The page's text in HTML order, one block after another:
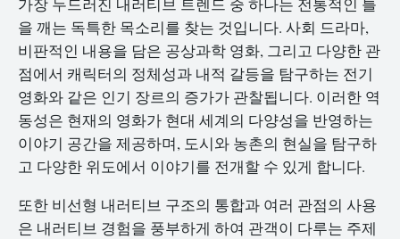
가장 두드러진 내러티브 트렌드 중 하나는 전통적인 틀
을 깨는 독특한 목소리를 찾는 것입니다. 사회 드라마,
비판적인 내용을 담은 공상과학 영화, 그리고 다양한 관
점에서 캐릭터의 정체성과 내적 갈등을 탐구하는 전기
영화와 같은 인기 장르의 증가가 관찰됩니다. 이러한 역
동성은 현재의 영화가 현대 세계의 다양성을 반영하는
이야기 공간을 제공하며, 도시와 농촌의 현실을 탐구하
고 다양한 위도에서 이야기를 전개할 수 있게 합니다.
또한 비선형 내러티브 구조의 통합과 여러 관점의 사용
은 내러티브 경험을 풍부하게 하여 관객이 다루는 주제